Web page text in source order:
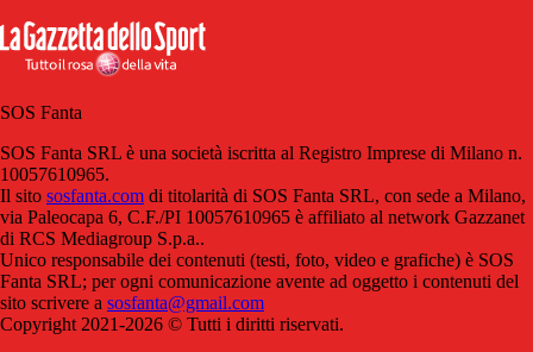
SOS Fanta
SOS Fanta SRL è una società iscritta al Registro Imprese di Milano n.
10057610965.
Il sito sosfanta.com di titolarità di SOS Fanta SRL, con sede a Milano,
via Paleocapa 6, C.F./PI 10057610965 è affiliato al network Gazzanet
di RCS Mediagroup S.p.a..
Unico responsabile dei contenuti (testi, foto, video e grafiche) è SOS
Fanta SRL; per ogni comunicazione avente ad oggetto i contenuti del
sito scrivere a sosfanta@gmail.com
Copyright 2021-2026 © Tutti i diritti riservati.